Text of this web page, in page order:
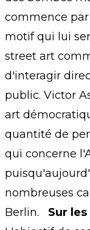
commence
motif qui lui
street art
d'interagir
public. Victor
art
quantité de
qui concerne
nombreuses
Berlin. Sur